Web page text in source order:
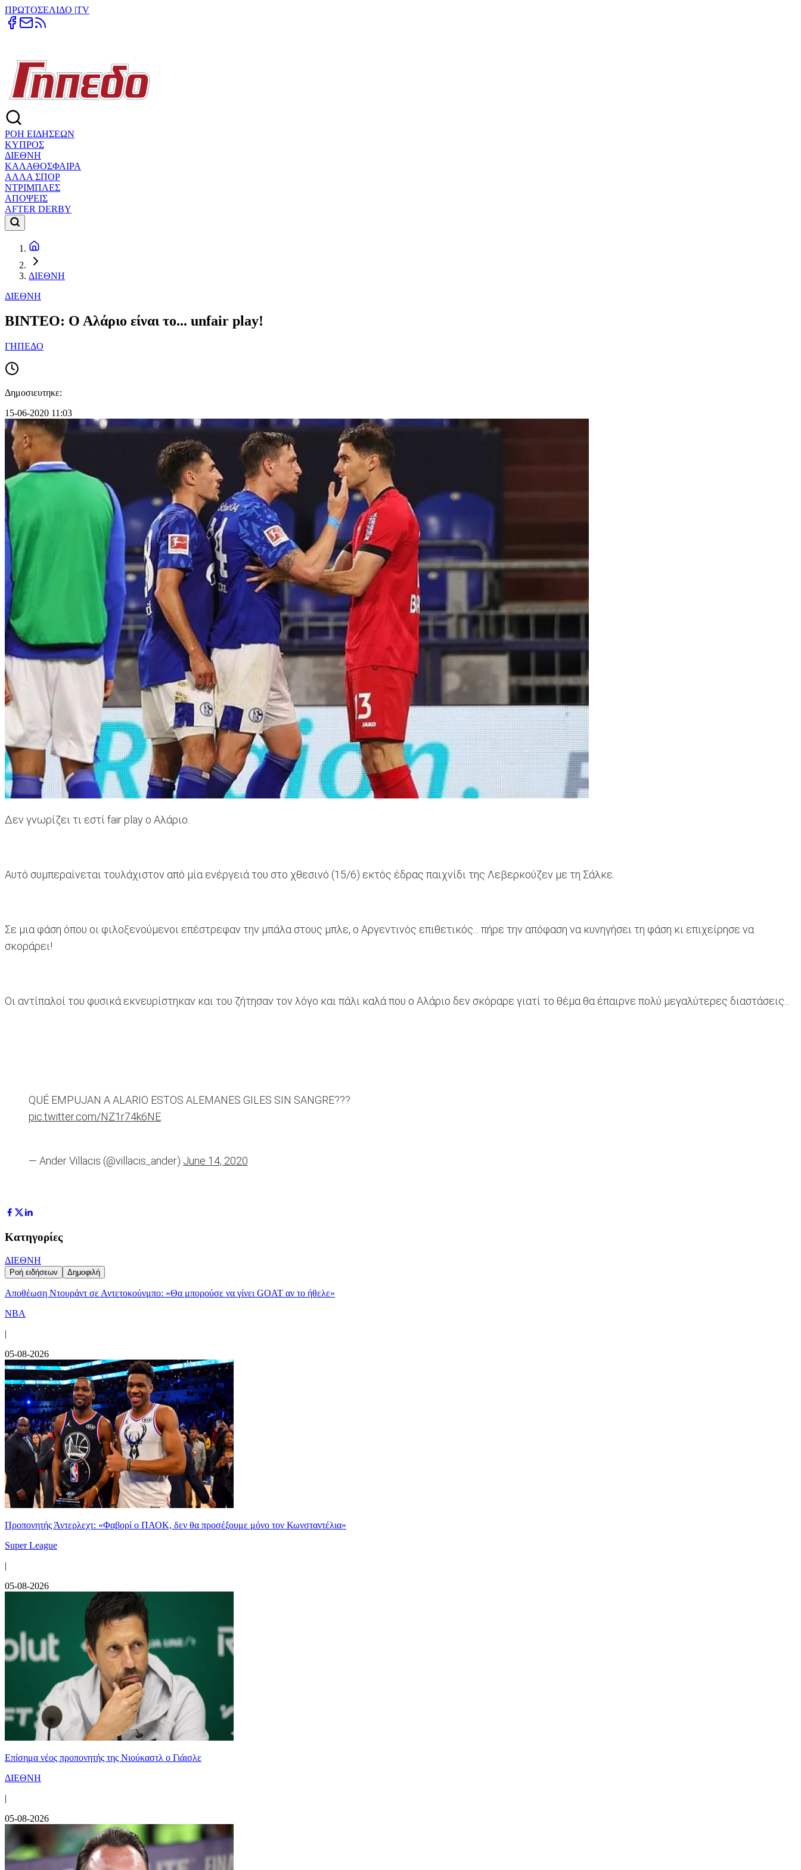
ΠΡΩΤΟΣΕΛΙΔΟ |TV
ΡΟΗ ΕΙΔΗΣΕΩΝ
ΚΥΠΡΟΣ
ΔΙΕΘΝΗ
ΚΑΛΑΘΟΣΦΑΙΡΑ
ΑΛΛΑ ΣΠΟΡ
ΝΤΡΙΜΠΛΕΣ
ΑΠΟΨΕΙΣ
AFTER DERBY
ΔΙΕΘΝΗ
ΔΙΕΘΝΗ
BINTEO: Ο Αλάριο είναι το... unfair play!
ΓΗΠΕΔΟ
Δημοσιευτηκε:
15-06-2020 11:03
Δεν γνωρίζει τι εστί fair play ο Αλάριο.
Αυτό συμπεραίνεται τουλάχιστον από μία ενέργειά του στο χθεσινό (15/6) εκτός έδρας παιχνίδι της Λεβερκούζεν με τη Σάλκε.
Σε μια φάση όπου οι φιλοξενούμενοι επέστρεφαν την μπάλα στους μπλε, ο Αργεντινός επιθετικός... πήρε την απόφαση να κυνηγήσει τη φάση κι επιχείρησε να
σκοράρει!
Οι αντίπαλοί του φυσικά εκνευρίστηκαν και του ζήτησαν τον λόγο και πάλι καλά που ο Αλάριο δεν σκόραρε γιατί το θέμα θα έπαιρνε πολύ μεγαλύτερες διαστάσεις...
QUÉ EMPUJAN A ALARIO ESTOS ALEMANES GILES SIN SANGRE???
pic.twitter.com/NZ1r74k6NE
— Ander Villacis (@villacis_ander) June 14, 2020
Κατηγορίες
ΔΙΕΘΝΗ
Ροή ειδήσεων Δημοφιλή
Αποθέωση Ντουράντ σε Αντετοκούνμπο: «Θα μπορούσε να γίνει GOAT αν το ήθελε»
NBA
|
05-08-2026
Προπονητής Άντερλεχτ: «Φαβορί ο ΠΑΟΚ, δεν θα προσέξουμε μόνο τον Κωνσταντέλια»
Super League
|
05-08-2026
Επίσημα νέος προπονητής της Νιούκαστλ ο Γιάισλε
ΔΙΕΘΝΗ
|
05-08-2026